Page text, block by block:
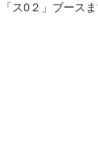
「ス0２」ブース